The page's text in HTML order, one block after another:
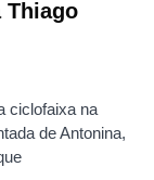
Thiago
ciclofaixa na
de Antonina,